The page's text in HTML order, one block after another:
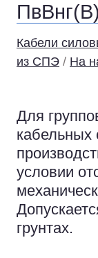
Кабели
из СПЭ / На
Для
кабельных
условии
грунтах.